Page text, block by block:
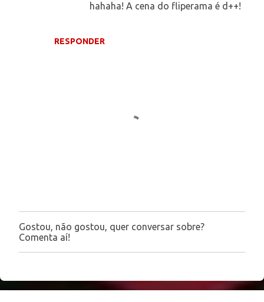
RESPONDER
hahaha! A cena do fliperama é d++!
P
o
s
r
u
Gostou, não gostou, quer conversar sobre?
Comenta aí!